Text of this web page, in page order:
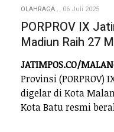
OLAHRAGA 06 Juli 2025
PORPROV IX
Madiun Raih 27
JATIMPOS.CO/
Provinsi (PORPROV)
digelar di Kota
Kota Batu resmi